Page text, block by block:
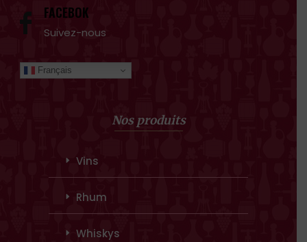
FACEBOK
Suivez-nous
Français
Nos produits
Vins
Rhum
Whiskys